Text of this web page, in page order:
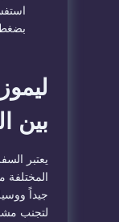
بين
يعتبر
المختلفة
جيداً
لتجنب